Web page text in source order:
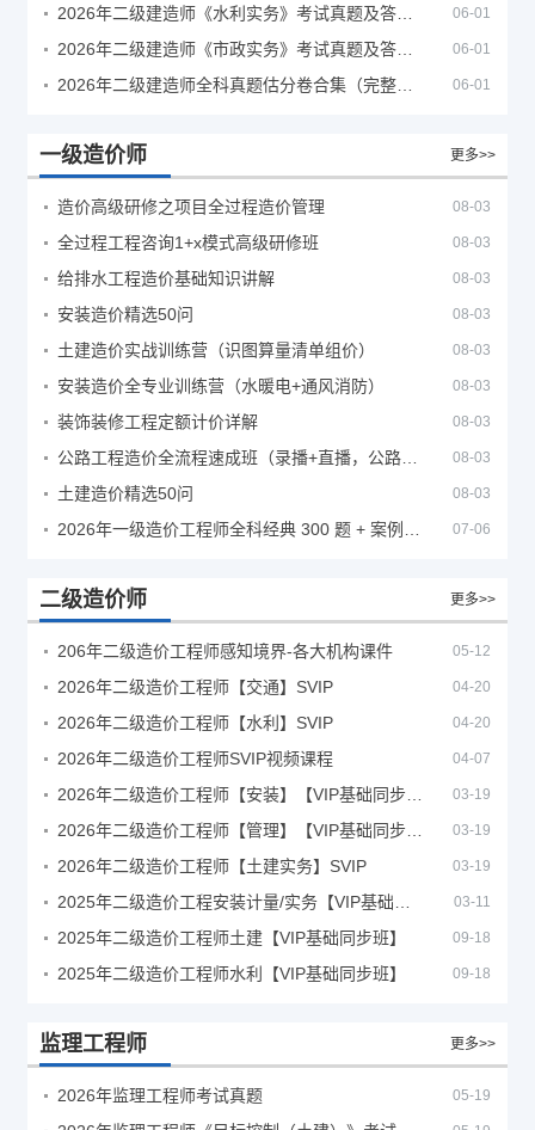
06-01
06-01
06-01
一级造价师 更多>>
造价高级研修之项目全过程造价管理 08-03
全过程工程咨询1+x模式高级研修班 08-03
给排水工程造价基础知识讲解 08-03
安装造价精选50问 08-03
土建造价实战训练营（识图算量清单组价） 08-03
安装造价全专业训练营（水暖电+通风消防） 08-03
装饰装修工程定额计价详解 08-03
08-03
土建造价精选50问 08-03
07-06
二级造价师 更多>>
206年二级造价工程师感知境界-各大机构课件 05-12
2026年二级造价工程师【交通】SVIP 04-20
2026年二级造价工程师【水利】SVIP 04-20
2026年二级造价工程师SVIP视频课程 04-07
03-19
03-19
2026年二级造价工程师【土建实务】SVIP 03-19
03-11
2025年二级造价工程师土建【VIP基础同步班】 09-18
2025年二级造价工程师水利【VIP基础同步班】 09-18
监理工程师 更多>>
2026年监理工程师考试真题 05-19